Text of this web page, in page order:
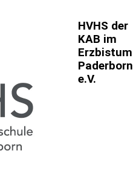
HVHS der
KAB im
Erzbistum
Paderborn
e.V.